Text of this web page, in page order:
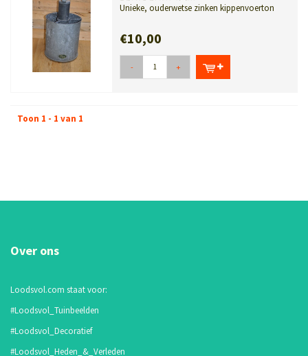
Unieke, ouderwetse zinken kippenvoerton
€10,00
- +
Toon 1 - 1 van 1
Over ons
Loodsvol.com staat voor:
#Loodsvol_Tuinbeelden
#Loodsvol_Decoratief
#Loodsvol_Heden_&_Verleden